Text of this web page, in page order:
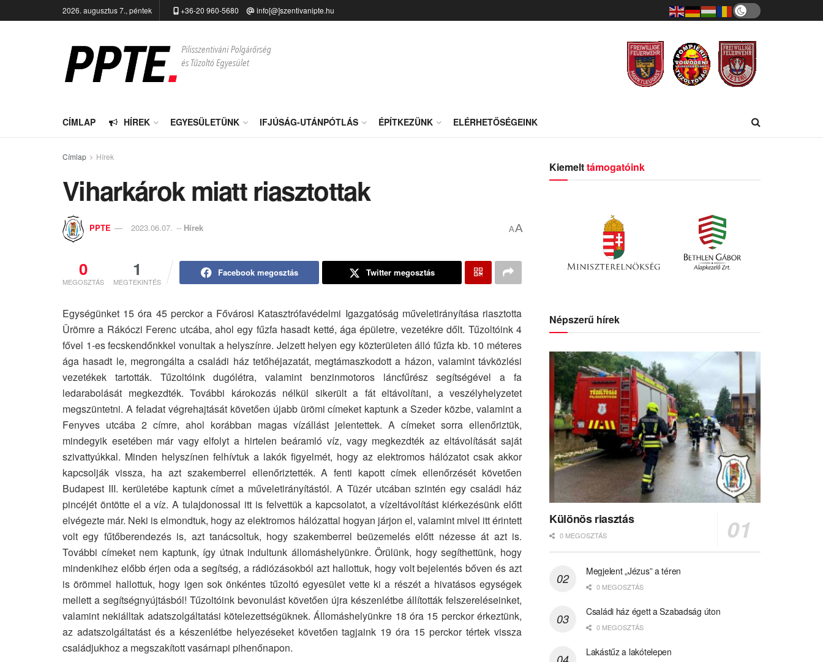
2026. augusztus 7., péntek +36-20 960-5680 info[@]szentivanipte.hu
CÍMLAP HÍREK EGYESÜLETÜNK IFJÚSÁG-UTÁNPÓTLÁS ÉPÍTKEZÜNK ELÉRHETŐSÉGEINK
Címlap Hírek
Viharkárok miatt riasztottak
PPTE 2023.06.07. -- Hírek AA
0
MEGOSZTÁS
1
MEGTEKINTÉS
Facebook megosztás Twitter megosztás
Egységünket 15 óra 45 perckor a Fővárosi Katasztrófavédelmi Igazgatóság műveletirányítása riasztotta
Ürömre a Rákóczi Ferenc utcába, ahol egy fűzfa hasadt ketté, ága épületre, vezetékre dőlt. Tűzoltóink 4
fővel 1-es fecskendőnkkel vonultak a helyszínre. Jelzett helyen egy közterületen álló fűzfa kb. 10 méteres
ága hasadt le, megrongálta a családi ház tetőhéjazatát, megtámaszkodott a házon, valamint távközlési
vezetékek tartották. Tűzoltóink dugólétra, valamint benzinmotoros láncfűrész segítségével a fa
ledarabolását megkezdték. További károkozás nélkül sikerült a fát eltávolítani, a veszélyhelyzetet
megszüntetni. A feladat végrehajtását követően újabb ürömi címeket kaptunk a Szeder közbe, valamint a
Fenyves utcába 2 címre, ahol korábban magas vízállást jelentettek. A címeket sorra ellenőriztük,
mindegyik esetében már vagy elfolyt a hirtelen beáramló víz, vagy megkezdték az eltávolítását saját
szivattyúkkal. Minden helyszínen felhívtuk a lakók figyelmét, hogy az elektromos hálózatot csak akkor
kapcsolják vissza, ha azt szakemberrel ellenőriztették. A fenti kapott címek ellenőrzését követően
Budapest III. kerületébe kaptunk címet a műveletirányítástól. A Tüzér utcában szintén egy családi ház
pincéjét öntötte el a víz. A tulajdonossal itt is felvettük a kapcsolatot, a vízeltávolítást kiérkezésünk előtt
elvégezte már. Neki is elmondtuk, hogy az elektromos hálózattal hogyan járjon el, valamint mivel itt érintett
volt egy fűtőberendezés is, azt tanácsoltuk, hogy szakemberrel beüzemelés előtt nézesse át azt is.
További címeket nem kaptunk, így útnak indultunk állomáshelyünkre. Örülünk, hogy segíthettünk, hogy
mindenkihez előbb érjen oda a segítség, a rádiózásokból azt hallottuk, hogy volt bejelentés bőven és azt
is örömmel hallottuk, hogy igen sok önkéntes tűzoltó egyesület vette ki a részét a hivatásos egységek
mellett a segítségnyújtásból! Tűzoltóink bevonulást követően újra készenlétbe állították felszereléseinket,
valamint nekiálltak adatszolgáltatási kötelezettségüknek. Állomáshelyünkre 18 óra 15 perckor érkeztünk,
az adatszolgáltatást és a készenlétbe helyezéseket követően tagjaink 19 óra 15 perckor tértek vissza
családjukhoz a megszakított vasárnapi pihenőnapon.
Kiemelttámogatóink
Népszerű hírek
Különös riasztás
0 MEGOSZTÁS
Megjelent „Jézus” a téren
0 MEGOSZTÁS
Családi ház égett a Szabadság úton
0 MEGOSZTÁS
Lakástűz a lakótelepen